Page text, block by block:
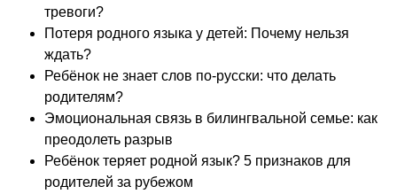
тревоги?
Потеря родного языка у детей: Почему нельзя
ждать?
Ребёнок не знает слов по-русски: что делать
родителям?
Эмоциональная связь в билингвальной семье: как
преодолеть разрыв
Ребёнок теряет родной язык? 5 признаков для
родителей за рубежом